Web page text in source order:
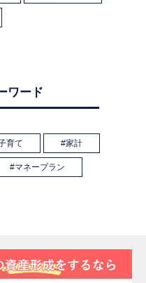
ワード
育て 家計
マネープラン